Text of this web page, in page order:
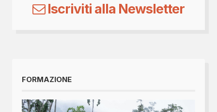
Iscriviti alla Newsletter
FORMAZIONE